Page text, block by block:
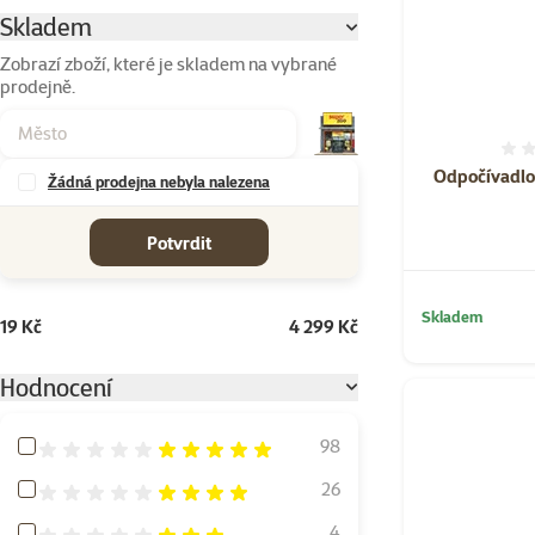
Parametrický filtr
Skladem
Zobrazí zboží, které je skladem na vybrané
prodejně.
Žádná prodejna nebyla nalezena
Potvrdit
19 Kč 4 299 Kč
Hodnocení
Hodnocení 100%
98
Hodnocení 80%
26
Skladem